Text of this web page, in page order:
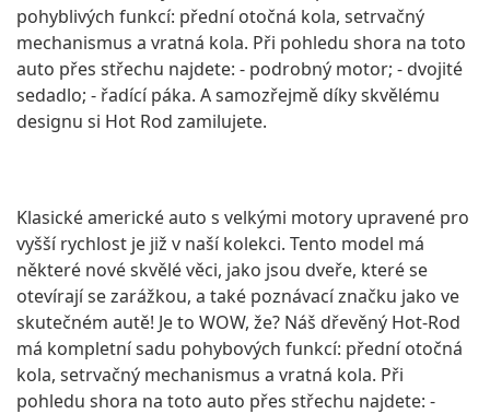
pohyblivých funkcí: přední otočná kola, setrvačný
mechanismus a vratná kola. Při pohledu shora na toto
auto přes střechu najdete: - podrobný motor; - dvojité
sedadlo; - řadící páka. A samozřejmě díky skvělému
designu si Hot Rod zamilujete.
Klasické americké auto s velkými motory upravené pro
vyšší rychlost je již v naší kolekci. Tento model má
některé nové skvělé věci, jako jsou dveře, které se
otevírají se zarážkou, a také poznávací značku jako ve
skutečném autě! Je to WOW, že? Náš dřevěný Hot-Rod
má kompletní sadu pohybových funkcí: přední otočná
kola, setrvačný mechanismus a vratná kola. Při
pohledu shora na toto auto přes střechu najdete: -